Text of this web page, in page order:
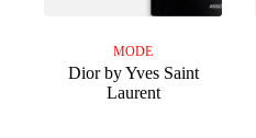
MODE
Dior by Yves Saint
Laurent